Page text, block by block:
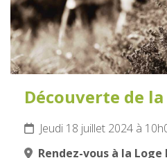
Découverte de
Jeudi 18 juillet 2024 à
Rendez-vous à la